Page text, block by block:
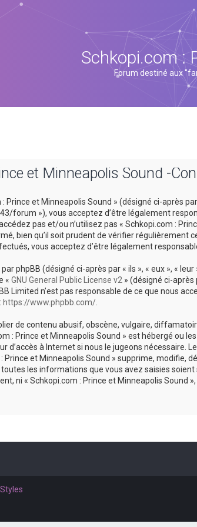
Schkopi.com :
Forum destiné aux
et Minneapolis Sound -
Prince et Minneapolis Sound » (désigné ci-après
forum »), vous acceptez d’être légalement
pas et/ou n’utilisez pas « Schkopi.com :
bien qu’il soit prudent de vérifier régulièrement
vous acceptez d’être légalement
phpBB (désigné ci-après par « ils », « eux », «
« GNU General Public License v2 » (désigné ci-après
Limited n’est pas responsable de ce que nous
https://www.phpbb.com/.
de contenu abusif, obscène, vulgaire,
: Prince et Minneapolis Sound » est hébergé
d’accès à Internet si nous le jugeons nécessaire.
Prince et Minneapolis Sound » supprime, modifie,
les informations que vous avez saisies
ni « Schkopi.com : Prince et Minneapolis